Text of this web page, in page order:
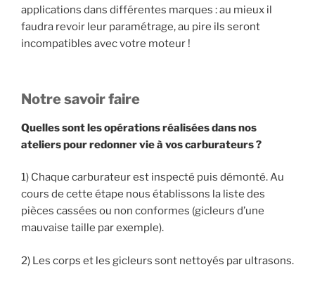
applications dans différentes marques : au mieux il
faudra revoir leur paramétrage, au pire ils seront
incompatibles avec votre moteur !
Notre savoir faire
Quelles sont les opérations réalisées dans nos
ateliers pour redonner vie à vos carburateurs ?
1) Chaque carburateur est inspecté puis démonté. Au
cours de cette étape nous établissons la liste des
pièces cassées ou non conformes (gicleurs d’une
mauvaise taille par exemple).
2) Les corps et les gicleurs sont nettoyés par ultrasons.